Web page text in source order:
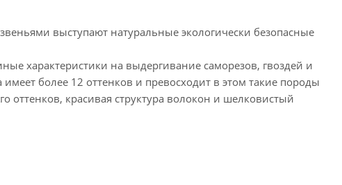
выступают натуральные экологически безопасные
характеристики на выдергивание саморезов, гвоздей и
более 12 оттенков и превосходит в этом такие породы
оттенков, красивая структура волокон и шелковистый